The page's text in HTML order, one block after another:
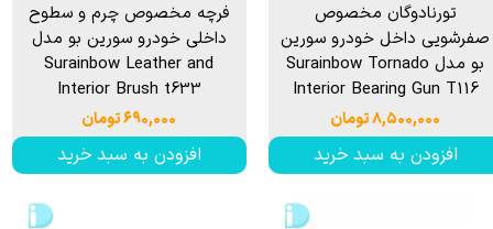
تورنادوگان مخصوص
صفرشویی داخل خودرو سورین
بو مدل Surainbow Tornado
Interior Bearing Gun T116
۸,۵۰۰,۰۰۰ تومان
افزودن به سبد خرید
فرچه مخصوص چرم و سطوح
داخلی خودرو سورین بو مدل
Surainbow Leather and
Interior Brush t633
۶۹۰,۰۰۰ تومان
افزودن به سبد خرید